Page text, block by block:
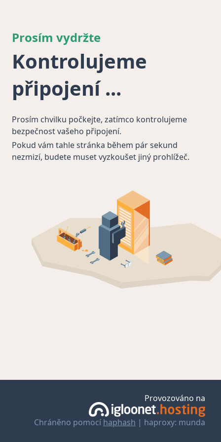
Prosím vydržte
Kontrolujeme
připojení
Prosím chvilku počkejte, zatímco kontrolujeme
bezpečnost vašeho připojení.
Pokud vám tahle stránka během pár sekund
nezmizí, budete muset vyzkoušet jiný prohlížeč.
Provozováno na
Chráněno pomocí haphash | haproxy: munda